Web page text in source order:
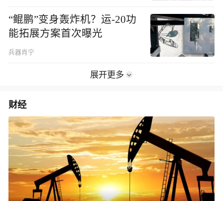
“鲲鹏”变身轰炸机？运-20功
能拓展方案首次曝光
兵器肖宁
展开更多
财经